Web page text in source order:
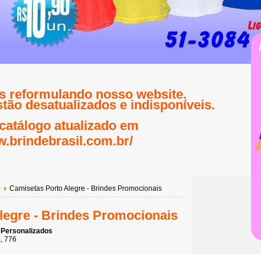
reformulando nosso website.
desatualizados e indisponíveis.
atualizado em
Camisetas Porto Alegre - Brindes Promocionais
- Brindes Promocionais
776